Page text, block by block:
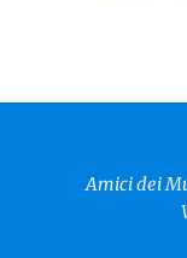
Amici dei